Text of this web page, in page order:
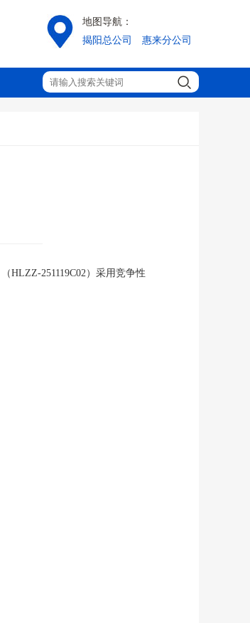
地图导航：
揭阳总公司
惠来分公司
（HLZZ-251119C02）采用竞争性